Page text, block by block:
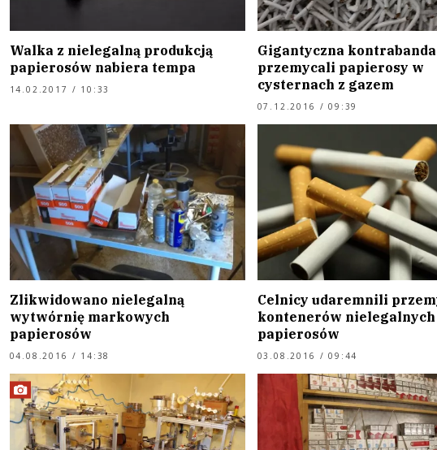
Walka z nielegalną produkcją
papierosów nabiera tempa
14.02.2017 / 10:33
Gigantyczna
przemycali papierosy w
cysternach z gazem
07.12.2016 / 09:39
Zlikwidowano nielegalną
wytwórnię markowych
papierosów
04.08.2016 / 14:38
Celnicy udaremnili
kontenerów nielegalnych
papierosów
03.08.2016 / 09:44